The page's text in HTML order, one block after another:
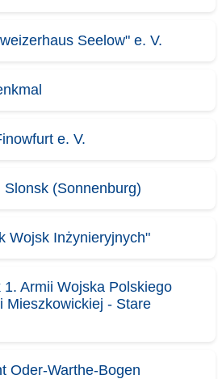
Seelow" e. V.
e. V.
(Sonnenburg)
Wojsk Inżynieryjnych"
Armii Wojska Polskiego
Mieszkowickiej - Stare
Oder-Warthe-Bogen